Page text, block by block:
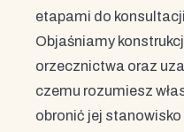
etapami do
Objaśniamy
orzecznictwa oraz
czemu rozumiesz
obronić jej